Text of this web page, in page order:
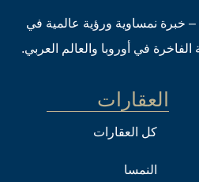
Dr. Koch Traumrealitäten – خبرة نمساوية ورؤية عالمية في
في أوروبا والعالم العربي.
العقارات
كل العقارات
النمسا